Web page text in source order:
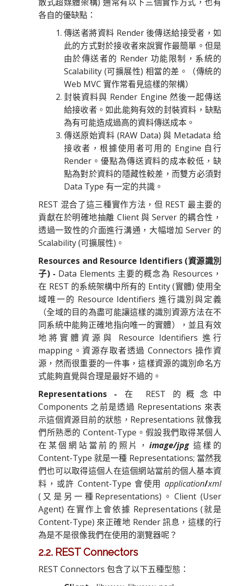
各自的優缺點：
傳送者將資料 Render 後傳送給接受者，如
此的方式對於接收者來說實作最簡單。但是
由於傳送者的 Render 功能限制，系統的
Scalability (可擴展性) 相當的差。（傳統的
Web MVC 實作常看見這樣的架構）
封裝資料與 Render Engine 然後一起傳送
給接收者。如此能夠有效的封裝資料，缺點
為有可能造成過高的資料傳送成本。
傳送原始資料 (RAW Data) 與 Metadata 给
接收者，根據使用者可用的 Engine 自行
Render。優點為傳送資料的成本較低，缺
點為對於資料的隱藏性較差，而雙方必須對
Data Type 有一定的共識。
REST 混合了這三種實作方法，但 REST 最主要的
貢獻在於明確地抽離 Client 與 Server 的耦合性，
透過一致性的介面進行溝通，大幅增加 Server 的
Scalability (可擴展性)。
Resources and Resource Identifiers (資源識別
子) - Data Elements 主要的概念為 Resources，
在 REST 的系統架構中所有的 Entity (實體) 使用全
域唯一的 Resource Identifiers 進行識別與定義
（全域的目的為盡可能讓這樣的識別資源方法在不
同系統中能夠正確地指向唯一的實體），並且有效
地將實體資源與 Resource Identifiers 進行
mapping。資源存取者透過 Connectors 操作資
源，然而很重要的一件事，這樣資源的識別命名方
式能夠直覺與合理是最好不過的。
Representations - 在 REST 的概念中
Components 之前是透過 Representations 來表
示這個資源目前的狀態，Representations 就像我
們所熟悉的 Content-Type。假設我們取得某個人
在某個網站當前的照片， image/jpg這樣的
Content-Type 就是一種 Representations; 當然我
們也可以取得這個人在這個網站當前的個人基本資
料，或許 Content-Type 會使用 application/xml
(又是另一種Representations)。Client (User
Agent) 在實作上會依據 Representations (就是
Content-Type) 來正確地 Render 訊息，這樣的行
為是不是很像我們在使用的瀏覽器呢？
2.2. REST Connectors
REST Connectors 包含了以下五種型態：